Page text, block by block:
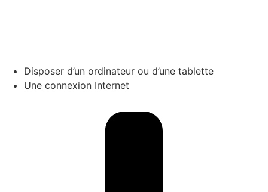
Disposer d’un ordinateur ou d’une tablette
Une connexion Internet